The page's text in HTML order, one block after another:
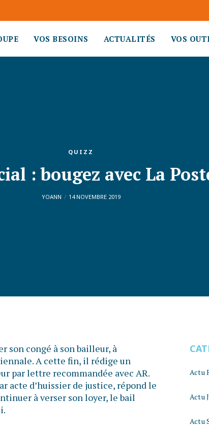
VOS BESOINS ACTUALITÉS VOS
QUIZZ
: bougez avec La
YOANN 14 NOVEMBRE 2019
son congé à son bailleur, à
A cette fin, il rédige un
par lettre recommandée avec AR.
acte d’huissier de justice, répond le
à verser son loyer, le bail
Actu
Actu
Actu